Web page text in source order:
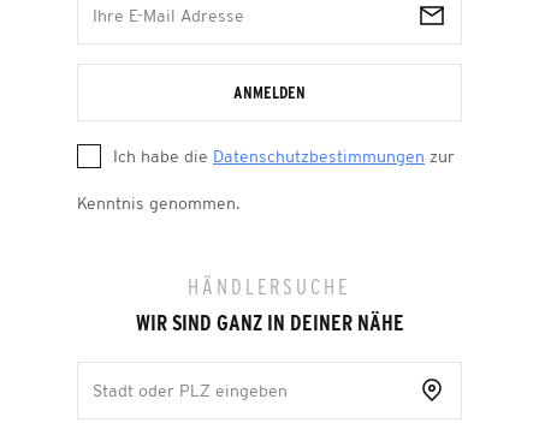
ANMELDEN
Ich habe die Datenschutzbestimmungen zur
Kenntnis genommen.
HÄNDLERSUCHE
WIR SIND GANZ IN DEINER NÄHE